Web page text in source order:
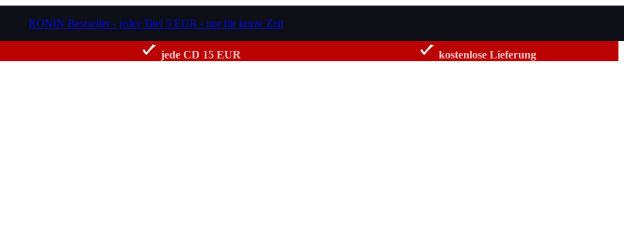
RONIN Bestseller - jeder Titel 5 EUR - nur für kurze Zeit
jede CD 15 EUR
kostenlose Lieferung